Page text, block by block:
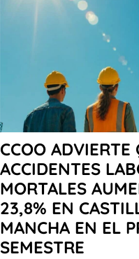
CCOO ADVIERTE
ACCIDENTES
MORTALES
23,8% EN
MANCHA EN EL
SEMESTRE